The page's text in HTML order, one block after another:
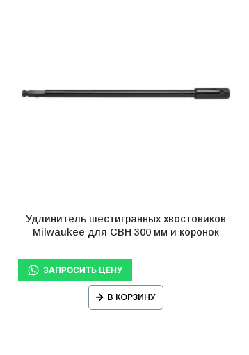
Удлинитель шестигранных хвостовиков
Milwaukee для СВН 300 мм и коронок
В КОРЗИНУ